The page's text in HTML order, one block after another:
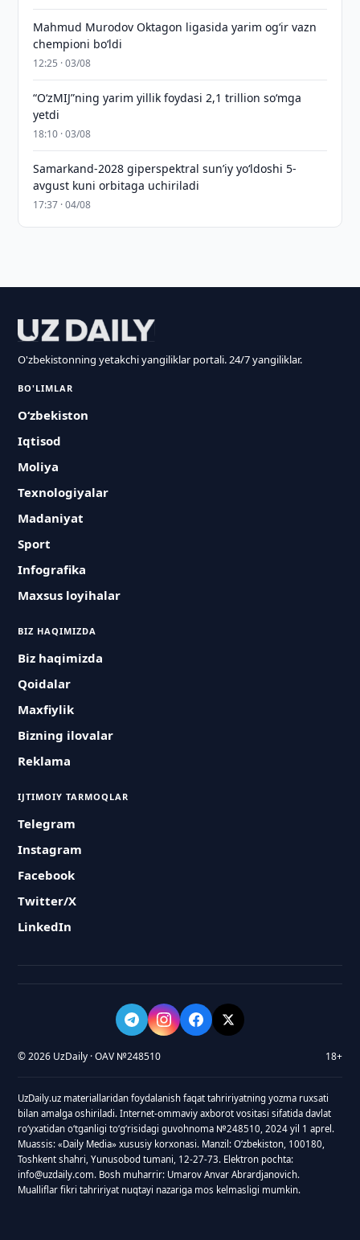
Mahmud Murodov Oktagon ligasida yarim og‘ir vazn
chempioni bo‘ldi
12:25 · 03/08
“O‘zMIJ”ning yarim yillik foydasi 2,1 trillion so‘mga
yetdi
18:10 · 03/08
Samarkand-2028 giperspektral sun’iy yo‘ldoshi 5-
avgust kuni orbitaga uchiriladi
17:37 · 04/08
O'zbekistonning yetakchi yangiliklar portali. 24/7 yangiliklar.
BO'LIMLAR
O‘zbekiston
Iqtisod
Moliya
Texnologiyalar
Madaniyat
Sport
Infografika
Maxsus loyihalar
BIZ HAQIMIZDA
Biz haqimizda
Qoidalar
Maxfiylik
Bizning ilovalar
Reklama
IJTIMOIY TARMOQLAR
Telegram
Instagram
Facebook
Twitter/X
LinkedIn
© 2026 UzDaily · OAV №248510 18+
UzDaily.uz materiallaridan foydalanish faqat tahririyatning yozma ruxsati
bilan amalga oshiriladi. Internet-ommaviy axborot vositasi sifatida davlat
roʻyxatidan oʻtganligi toʻgʻrisidagi guvohnoma №248510, 2024 yil 1 aprel.
Muassis: «Daily Media» xususiy korxonasi. Manzil: Oʻzbekiston, 100180,
Toshkent shahri, Yunusobod tumani, 12-27-73. Elektron pochta:
info@uzdaily.com. Bosh muharrir: Umarov Anvar Abrardjanovich.
Mualliflar fikri tahririyat nuqtayi nazariga mos kelmasligi mumkin.